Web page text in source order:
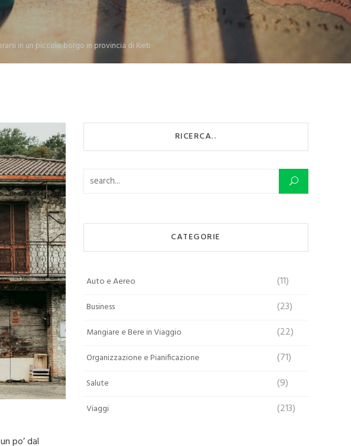
in un piccolo borgo in provincia di Rieti
po’ dal
RICERCA..
Ricerca per:
CATEGORIE
Auto e Aereo (11)
Business (23)
Mangiare e Bere in Viaggio (22)
Organizzazione e Pianificazione (71)
Salute (9)
Viaggi (213)